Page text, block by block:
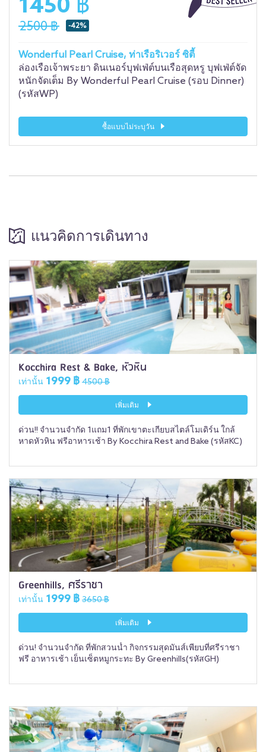
1450 ฿
2500 ฿ -42%
Wonderful Pearl Cruise, ท่าเรือริเวอร์ ซิตี้
ล่องเรือเจ้าพระยา ดินเนอร์บุฟเฟ่ต์บนเรือสุดหรู บุฟเฟ่ต์จัด
หนักจัดเต็ม By Wonderful Pearl Cruise (รอบ Dinner)
(รหัสWP)
ซื้อแบบไม่ระบุวัน
แนวคิดการเดินทาง
Kocchira Rest & Bake, หัวหิน
เท่านั้น 1999 ฿ 4500 ฿
เพิ่มเติม
ด่วน!! จำนวนจำกัด 1แถม1 ที่พักเขาตะเกียบสไตล์โมเดิร์น ใกล้
หาดหัวหิน ฟรีอาหารเช้า By Kocchira Rest and Bake (รหัสKC)
Greenhills, ศรีราชา
เท่านั้น 1999 ฿ 3650 ฿
เพิ่มเติม
ด่วน! จำนวนจำกัด ที่พักสวนน้ำ กิจกรรมสุดมันส์เพียบที่ศรีราชา
ฟรี อาหารเช้า เย็นเซ็ตหมูกระทะ By Greenhills(รหัสGH)